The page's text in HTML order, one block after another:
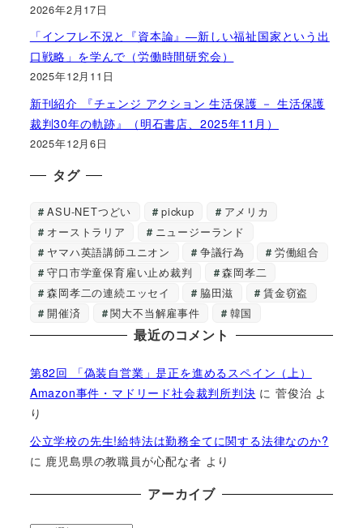
2026年2月17日
「インフレ不況と『資本論』―新しい福祉国家という出
口戦略」を学んで（労働時間研究会）
2025年12月11日
新刊紹介 『チェンジ アクション 生活保護 － 生活保護
裁判30年の軌跡』（明石書店、2025年11月）
2025年12月6日
タグ
ASU-NETつどい pickup
アメリカ
オーストラリア
ニュージーランド
ヤマハ英語講師ユニオン
争議行為
労働組合
守口市学童保育雇い止め裁判
森岡孝二
森岡孝二の連続エッセイ
脇田滋
賃金窃盗
開催済
関大不当解雇事件 韓国
最近のコメント
第82回 「偽装自営業」是正を進めるスペイン（上）
Amazon事件・マドリード社会裁判所判決 に菅俊治 よ
り
公立学校の先生!給特法は勤務全てに関する法律なのか?
に 鹿児島県の教職員が心配な者 より
アーカイブ